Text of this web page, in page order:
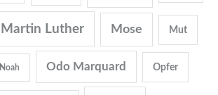
Martin Luther Mose Mut
Noah Odo Marquard Opfer